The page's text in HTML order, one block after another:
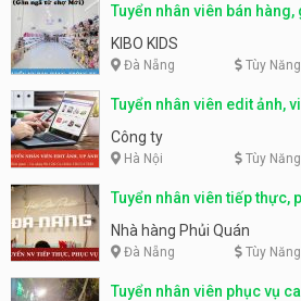
Tuyển nhân viên bán
KIBO KIDS
Đà Nẵng Tùy
Tuyển nhân viên edit ảnh,
Công ty
Hà Nội Tùy
Tuyển nhân viên tiếp thực,
Nhà hàng Phủi Quán
Đà Nẵng Tùy
Tuyển nhân viên phục vụ